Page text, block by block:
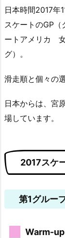
日本時間2017年
スケートのGP
ートアメリカ
グ）。
滑走順と個々の
日本からは、宮
場しています。
2017スケ
第1グルー
Warm-